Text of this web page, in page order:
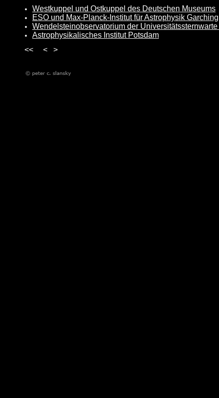
Westkuppel und Ostkuppel des Deutschen Museums
ESO und Max-Planck-Institut für Astrophysik Garching
Wendelsteinobservatorium der
Astrophysikalisches Institut Potsdam
<<
< >